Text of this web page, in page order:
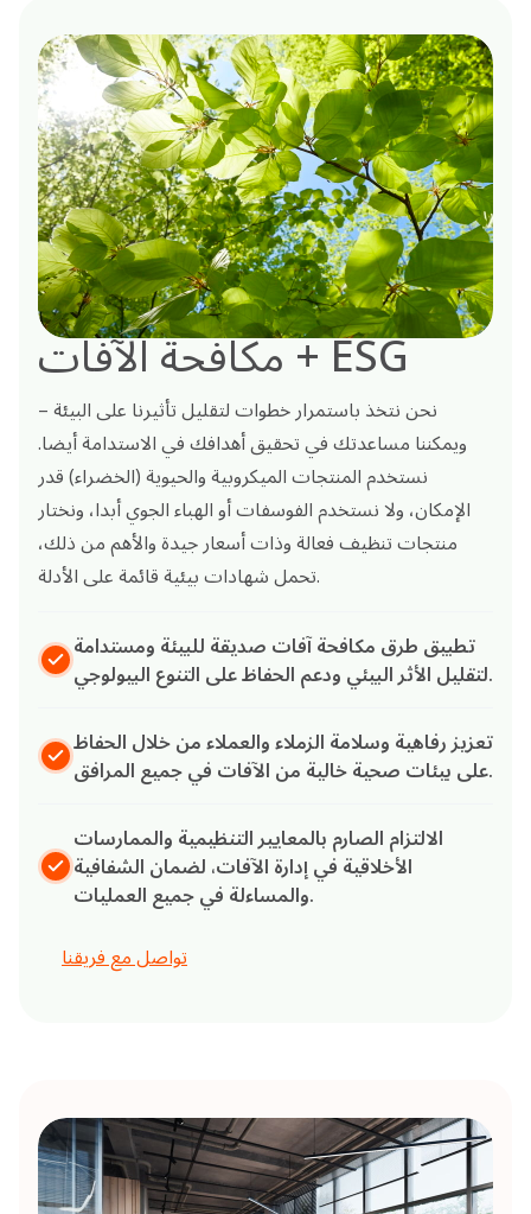
مكافحة الآفات + ESG
نحن نتخذ باستمرار خطوات لتقليل تأثيرنا على البيئة –
ويمكننا مساعدتك في تحقيق أهدافك في الاستدامة أيضا.
نستخدم المنتجات الميكروبية والحيوية (الخضراء) قدر
الإمكان، ولا نستخدم الفوسفات أو الهباء الجوي أبدا، ونختار
منتجات تنظيف فعالة وذات أسعار جيدة والأهم من ذلك،
تحمل شهادات بيئية قائمة على الأدلة.
تطبيق طرق مكافحة آفات صديقة للبيئة ومستدامة
لتقليل الأثر البيئي ودعم الحفاظ على التنوع البيولوجي.
تعزيز رفاهية وسلامة الزملاء والعملاء من خلال الحفاظ
على بيئات صحية خالية من الآفات في جميع المرافق.
الالتزام الصارم بالمعايير التنظيمية والممارسات
الأخلاقية في إدارة الآفات، لضمان الشفافية
والمساءلة في جميع العمليات.
تواصل مع فريقنا